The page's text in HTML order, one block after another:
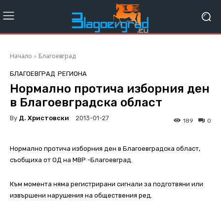
Начало Благоевград
БЛАГОЕВГРАД РЕГИОНА
Нормално протича изборния ден
в Благоевградска област
By Д. Христовски 2013-01-27 0
189
Нормално протича изборния ден в Благоевградска област,
съобщиха от ОД на МВР -Благоевград.
Към момента няма регистрирани сигнали за подготвяни или
извършени нарушения на обществения ред.